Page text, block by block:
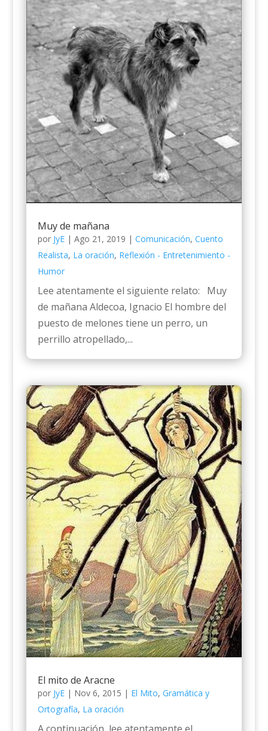
Muy de mañana
por JyE| Ago 21, 2019 | Comunicación, Cuento
Realista, La oración, Reflexión - Entretenimiento -
Humor
Lee atentamente el siguiente relato: Muy
de mañana Aldecoa, Ignacio El hombre del
puesto de melones tiene un perro, un
perrillo atropellado,...
El mito de Aracne
por JyE| Nov 6, 2015 | El Mito, Gramática y
Ortografía, La oración